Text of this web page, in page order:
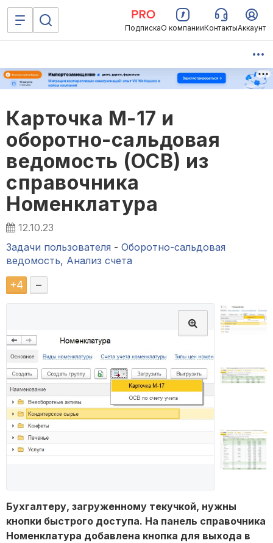
ПодпискаО компанииКонтактыАккаунт
Карточка М-17 и
оборотно-сальдовая
ведомость (ОСВ) из
справочника
Номенклатура
12.10.23
Задачи пользователя - Оборотно-сальдовая
ведомость, Анализ счета
+4 –
Бухгалтеру, загруженному текучкой, нужны
кнопки быстрого доступа. На панель справочника
Номенклатура добавлена кнопка для выхода в